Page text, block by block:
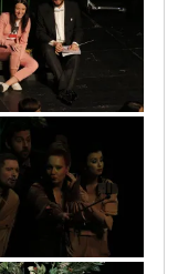
mg_5523
mg_5487